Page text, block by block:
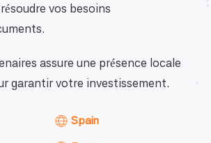
vos besoins
assure une présence locale
garantir votre investissement.
Spain